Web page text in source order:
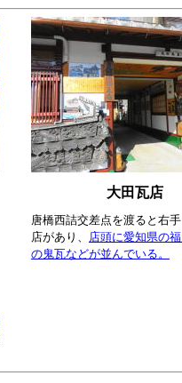
大田瓦店
唐橋西詰交差点を渡ると右
店があり、 店頭に愛知県の
の鬼瓦などが並んでいる。